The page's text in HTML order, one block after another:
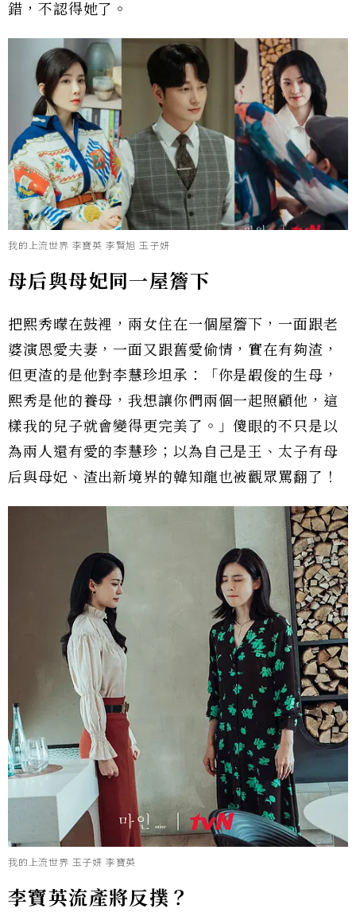
錯，不認得她了。
我的上流世界 李寶英 李賢旭 玉子妍
母后與母妃同一屋簷下
把熙秀曚在鼓裡，兩女住在一個屋簷下，一面跟老
婆演恩愛夫妻，一面又跟舊愛偷情，實在有夠渣，
但更渣的是他對李慧珍坦承：「你是嘏俊的生母，
熙秀是他的養母，我想讓你們兩個一起照顧他，這
樣我的兒子就會變得更完美了。」傻眼的不只是以
為兩人還有愛的李慧珍；以為自己是王、太子有母
后與母妃、渣出新境界的韓知龍也被觀眾罵翻了！
我的上流世界 玉子妍 李寶英
李寶英流產將反撲 ？